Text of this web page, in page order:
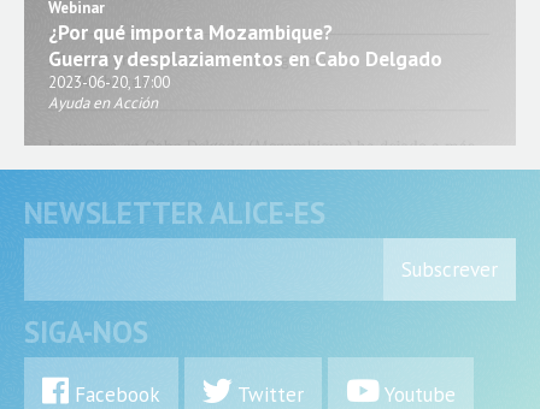
Webinar
¿Por qué importa Mozambique?
Guerra y desplaziamentos en Cabo Delgado
2023-06-20, 17:00
Ayuda en Acción
NEWSLETTER ALICE-ES
Subscrever
SIGA-NOS
Facebook Twitter Youtube